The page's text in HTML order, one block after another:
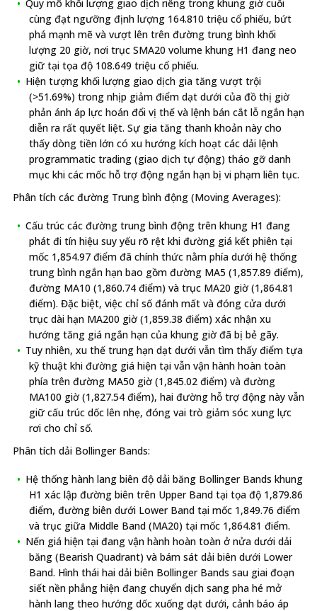
Quy mô khối lượng giao dịch riêng trong khung giờ cuối
cùng đạt ngưỡng định lượng 164.810 triệu cổ phiếu, bứt
phá mạnh mẽ và vượt lên trên đường trung bình khối
lượng 20 giờ, nơi trục SMA20 volume khung H1 đang neo
giữ tại tọa độ 108.649 triệu cổ phiếu.
Hiện tượng khối lượng giao dịch gia tăng vượt trội
(>51.69%) trong nhịp giảm điểm dạt dưới của đồ thị giờ
phản ánh áp lực hoán đổi vị thế và lệnh bán cắt lỗ ngắn hạn
diễn ra rất quyết liệt. Sự gia tăng thanh khoản này cho
thấy dòng tiền lớn có xu hướng kích hoạt các dải lệnh
programmatic trading (giao dịch tự động) tháo gỡ danh
mục khi các mốc hỗ trợ động ngắn hạn bị vi phạm liên tục.
Phân tích các đường Trung bình động (Moving Averages):
Cấu trúc các đường trung bình động trên khung H1 đang
phát đi tín hiệu suy yếu rõ rệt khi đường giá kết phiên tại
mốc 1,854.97 điểm đã chính thức nằm phía dưới hệ thống
trung bình ngắn hạn bao gồm đường MA5 (1,857.89 điểm),
đường MA10 (1,860.74 điểm) và trục MA20 giờ (1,864.81
điểm). Đặc biệt, việc chỉ số đánh mất và đóng cửa dưới
trục dài hạn MA200 giờ (1,859.38 điểm) xác nhận xu
hướng tăng giá ngắn hạn của khung giờ đã bị bẻ gãy.
Tuy nhiên, xu thế trung hạn dạt dưới vẫn tìm thấy điểm tựa
kỹ thuật khi đường giá hiện tại vẫn vận hành hoàn toàn
phía trên đường MA50 giờ (1,845.02 điểm) và đường
MA100 giờ (1,827.54 điểm), hai đường hỗ trợ động này vẫn
giữ cấu trúc dốc lên nhẹ, đóng vai trò giảm sóc xung lực
rơi cho chỉ số.
Phân tích dải Bollinger Bands:
Hệ thống hành lang biên độ dải băng Bollinger Bands khung
H1 xác lập đường biên trên Upper Band tại tọa độ 1,879.86
điểm, đường biên dưới Lower Band tại mốc 1,849.76 điểm
và trục giữa Middle Band (MA20) tại mốc 1,864.81 điểm.
Nến giá hiện tại đang vận hành hoàn toàn ở nửa dưới dải
băng (Bearish Quadrant) và bám sát dải biên dưới Lower
Band. Hình thái hai dải biên Bollinger Bands sau giai đoạn
siết nền phẳng hiện đang chuyển dịch sang pha hé mở
hành lang theo hướng dốc xuống dạt dưới, cảnh báo áp